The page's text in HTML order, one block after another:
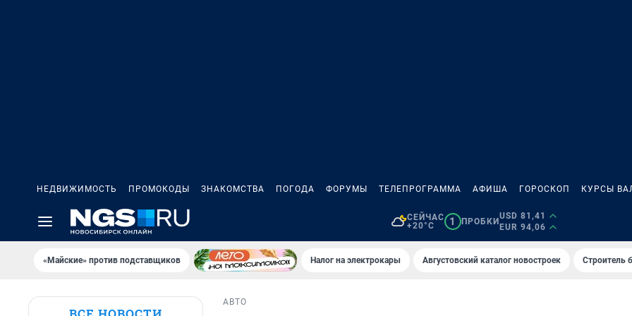
НЕДВИЖИМОСТЬ ПРОМОКОДЫ ЗНАКОМСТВА ПОГОДА ФОРУМЫ ТЕЛЕПРОГРАММА АФИША ГОРОСКОП КУРСЫ
СЕЙЧАС
+20°C
1 ПРОБКИ
USD 81,41
EUR 94,06
«Майские» против подставщиков Налог на электрокары Августовский каталог новостроек Строитель
АВТО